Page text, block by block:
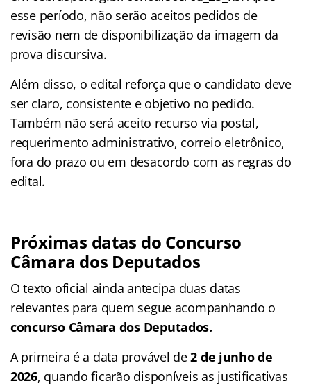
esse período, não serão aceitos pedidos de
revisão nem de disponibilização da imagem da
prova discursiva.
Além disso, o edital reforça que o candidato deve
ser claro, consistente e objetivo no pedido.
Também não será aceito recurso via postal,
requerimento administrativo, correio eletrônico,
fora do prazo ou em desacordo com as regras do
edital.
Próximas datas do Concurso
Câmara dos Deputados
O texto oficial ainda antecipa duas datas
relevantes para quem segue acompanhando o
concurso Câmara dos Deputados.
A primeira é a data provável de2 de junho de
2026, quando ficarão disponíveis as justificativas